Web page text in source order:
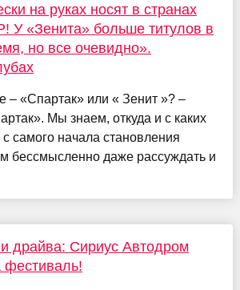
на руках носят в странах
У «Зенита» больше титулов в
но все очевидно».
– «Спартак» или « Зенит »? –
Мы знаем, откуда и с каких
с самого начала становления
бессмысленно даже рассуждать и
драйва: Сириус Автодром
фестиваль!